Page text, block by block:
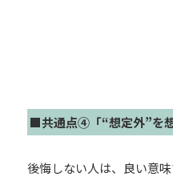
■共通点④「“想定外”を想
後悔しない人は、良い意味